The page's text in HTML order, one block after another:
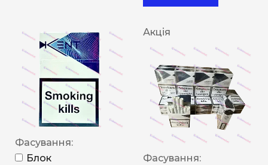
Фасування:
Блок
Акція
Фасування: